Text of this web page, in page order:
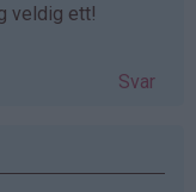
veldig ett!
Svar